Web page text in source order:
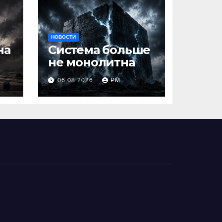
НОВОСТИ
Система больше
не монолитна
06.08.2026 РМ